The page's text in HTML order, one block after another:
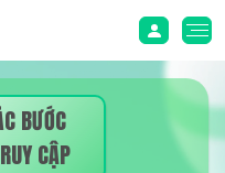
BƯỚC
CẬP